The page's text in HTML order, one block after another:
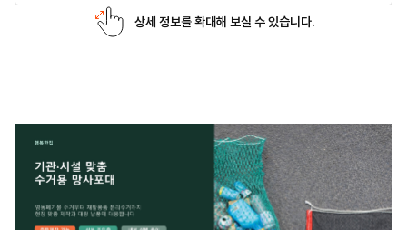
상세 정보를 확대해 보실 수 있습니다.